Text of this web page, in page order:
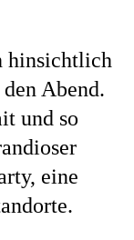
hinsichtlich
Abend.
und so
eine